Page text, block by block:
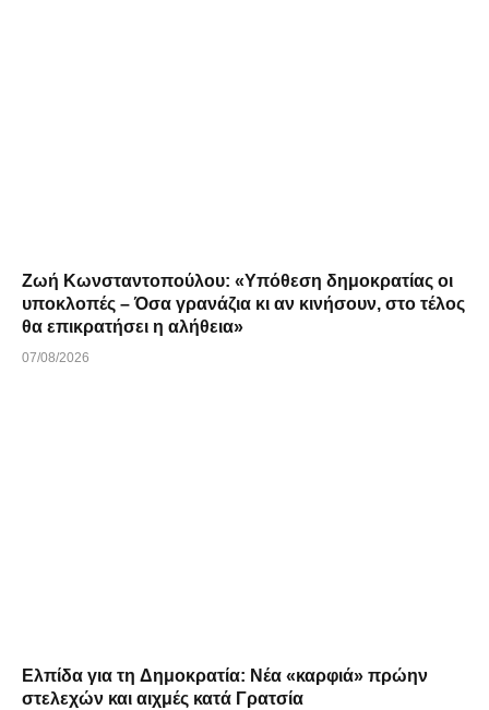
Ζωή Κωνσταντοπούλου: «Υπόθεση δημοκρατίας οι
υποκλοπές – Όσα γρανάζια κι αν κινήσουν, στο τέλος
θα επικρατήσει η αλήθεια»
07/08/2026
Ελπίδα για τη Δημοκρατία: Νέα «καρφιά» πρώην
στελεχών και αιχμές κατά Γρατσία